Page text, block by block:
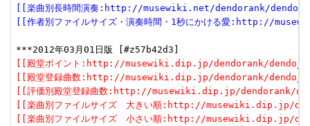
[[楽曲別長時間演奏:http://musewiki.net/dendorank/
[[作者別ファイルサイズ・演奏時間・1秒にかける愛:http://
[[殿堂ポイント:http://musewiki.dip.jp/dendorank/
[[殿堂登録曲数:http://musewiki.dip.jp/dendorank/
[[評価別殿堂登録曲数:http://musewiki.dip.jp/dendorank/
[[楽曲別ファイルサイズ　大きい順:http://musewiki.dip.jp/
[[楽曲別ファイルサイズ　小さい順:http://musewiki.dip.jp/